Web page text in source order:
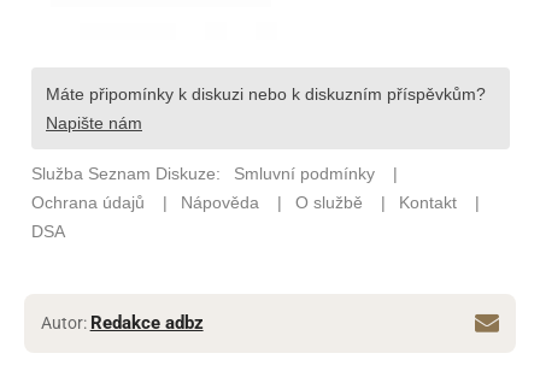
Autor: Redakce adbz